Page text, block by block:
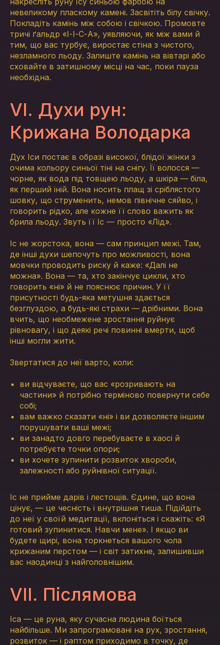
невеликому пласкому камені. Засвітіть білу свічку.
Покладіть камінь між собою і свічкою. Промовте
тричі ґальдр «І-І-С-А», уявляючи, як між вами й
тим, що вас турбує, виростає стіна з чистого,
незламного льоду. Залиште камінь на вівтарі або
сховайте в затишному місці на час, поки пауза
необхідна.
VI. Духи рун:
Крижана Володарка
Дух Іси постає в образі високої, блідої жінки з
очима кольору синьої тіні на снігу. Її волосся —
чорне, як вода під товщею льоду, а шкіра — біла,
як перший іній. Вона носить плащ зі сріблястого
шовку, що струменить, немов північне сяйво, і
говорить рідко, але кожне її слово важить як
брила льоду. Звуть її Іс — просто «Лід».
Іс не жорстока, вона — сам принцип межі. Там,
де інші духи шепочуть про можливості, вона
мовчки проводить риску й каже: «Далі не
можна». Вона — та, хто закінчує цикли, хто
говорить «ні» й не пояснює причин. У її
присутності будь-яка метушня здається
безглуздою, а будь-які страхи — дрібними. Вона
вчить, що необмежене зростання руйнує
рівновагу, і що деякі речі повинні вмерти, щоб
інші могли жити.
Звертатися до неї варто, коли:
ви відчуваєте, що вас «розривають на
частини» й потрібно терміново повернути себе
собі;
вам важко сказати «ні» і ви дозволяєте іншим
порушувати ваші межі;
ви занадто довго перебуваєте в хаосі й
потребуєте точки опори;
ви хочете зупинити розвиток хвороби,
залежності або руйнівної ситуації.
Іс не прийме дарів і лестощів. Єдине, що вона
цінує, — це чесність і внутрішня тиша. Підійдіть
до неї у своїй медитації, вклоніться і скажіть: «Я
готовий зупинитися. Навчи мене». І якщо ви
будете щирі, вона торкнеться вашого чола
крижаним перстом — і світ затихне, залишивши
вас наодинці з найголовнішим.
VII. Післямова
Іса — це руна, яку сучасна людина боїться
найбільше. Ми запрограмовані на рух, зростання,
розвиток — і раптом приходимо в точку, де